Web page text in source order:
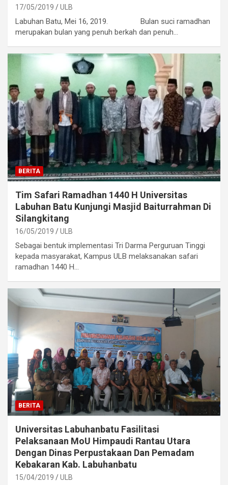
17/05/2019 ULB
Labuhan Batu, Mei 16, 2019. Bulan suci ramadhan
merupakan bulan yang penuh berkah dan penuh…
BERITA
Tim Safari Ramadhan 1440 H Universitas
Labuhan Batu Kunjungi Masjid Baiturrahman Di
Silangkitang
16/05/2019 ULB
Sebagai bentuk implementasi Tri Darma Perguruan Tinggi
kepada masyarakat, Kampus ULB melaksanakan safari
ramadhan 1440 H…
BERITA
Universitas Labuhanbatu Fasilitasi
Pelaksanaan MoU Himpaudi Rantau Utara
Dengan Dinas Perpustakaan Dan Pemadam
Kebakaran Kab. Labuhanbatu
15/04/2019 ULB